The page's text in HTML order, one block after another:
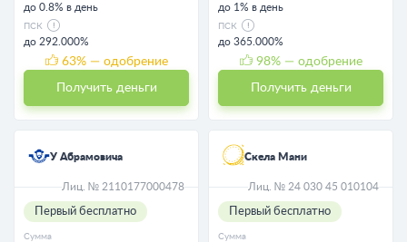
до 0.8% в день
ПСК
до 292.000%
63% — одобрение
Получить деньги
до 1% в день
ПСК
до 365.000%
98% — одобрение
Получить деньги
У Абрамовича
Лиц. № 2110177000478
Первый бесплатно
Сумма
Скела Мани
Лиц. № 24 030 45 010104
Первый бесплатно
Сумма